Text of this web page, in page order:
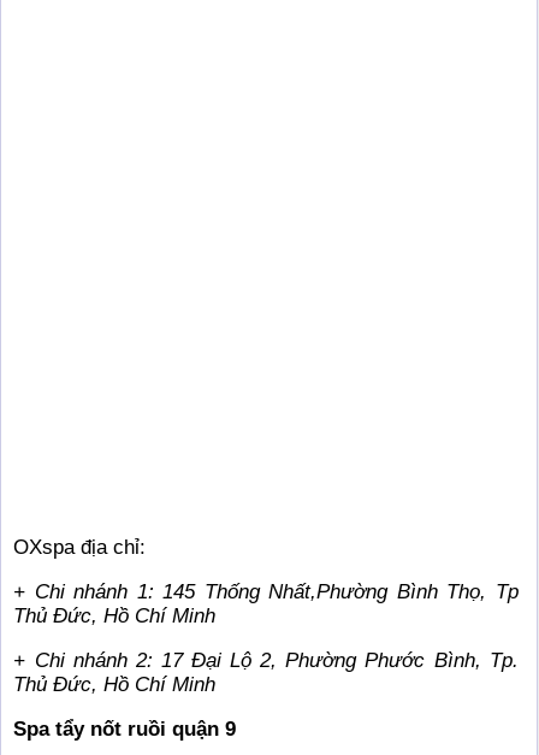
OXspa địa chỉ:
+ Chi nhánh 1: 145 Thống Nhất,Phường Bình Thọ, Tp
Thủ Đức, Hồ Chí Minh
+ Chi nhánh 2: 17 Đại Lộ 2, Phường Phước Bình, Tp.
Thủ Đức, Hồ Chí Minh
Spa tẩy nốt ruồi quận 9